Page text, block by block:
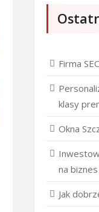
Firma
klasy
Okna
na biznes
Jak